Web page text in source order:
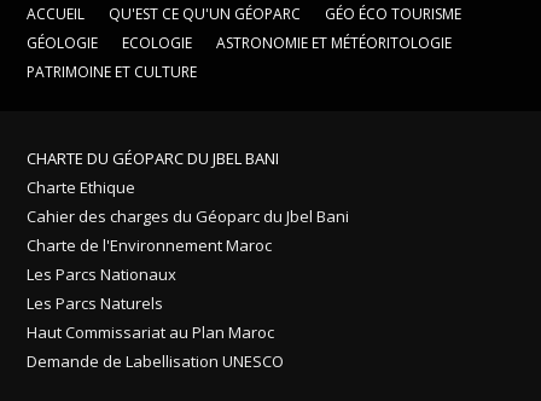
ACCUEIL QU'EST CE QU'UN GÉOPARC
GÉO ÉCO TOURISME
GÉOLOGIE
ECOLOGIE
ASTRONOMIE ET MÉTÉORITOLOGIE
PATRIMOINE ET CULTURE
CHARTE DU GÉOPARC DU JBEL BANI
Charte Ethique
Cahier des charges du Géoparc du Jbel Bani
Charte de l'Environnement Maroc
Les Parcs Nationaux
Les Parcs Naturels
Haut Commissariat au Plan Maroc
Demande de Labellisation UNESCO